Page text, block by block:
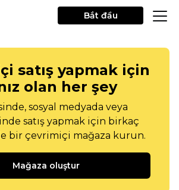
Bắt đầu
satış yapmak için
olan her şey
sosyal medyada veya
satış yapmak için birkaç
bir çevrimiçi mağaza kurun.
Mağaza oluştur